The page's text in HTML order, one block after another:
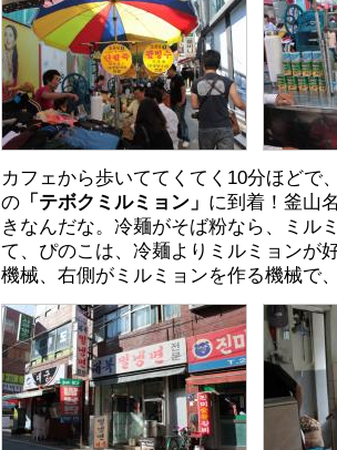
カフェから歩いててくてく10分ほどで
の 「テボクミルミョン」 に到着！釜山
きなんだな。冷麺がそば粉なら、ミル
て、ぴのこは、冷麺よりミルミョンが
機械、右側がミルミョンを作る機械で